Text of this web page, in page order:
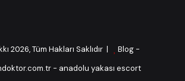
2026, Tüm Hakları Saklıdır | Blog-
- anadolu yakası escort